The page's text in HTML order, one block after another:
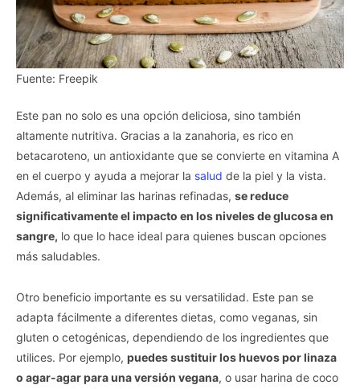
Fuente: Freepik
Este pan no solo es una opción deliciosa, sino también
altamente nutritiva. Gracias a la zanahoria, es rico en
betacaroteno, un antioxidante que se convierte en vitamina A
en el cuerpo y ayuda a mejorar la salud de la piel y la vista.
Además, al eliminar las harinas refinadas, se reduce
significativamente el impacto en los niveles de glucosa en
sangre, lo que lo hace ideal para quienes buscan opciones
más saludables.
Otro beneficio importante es su versatilidad. Este pan se
adapta fácilmente a diferentes dietas, como veganas, sin
gluten o cetogénicas, dependiendo de los ingredientes que
utilices. Por ejemplo, puedes sustituir los huevos por linaza
o agar-agar para una versión vegana, o usar harina de coco